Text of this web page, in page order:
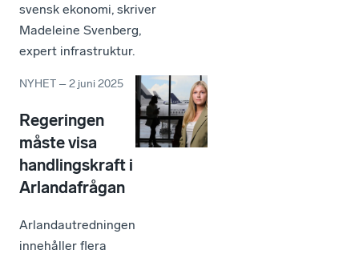
svensk ekonomi, skriver
Madeleine Svenberg,
expert infrastruktur.
NYHET –2 juni 2025
Regeringen
måste visa
handlingskraft i
Arlandafrågan
Arlandautredningen
innehåller flera